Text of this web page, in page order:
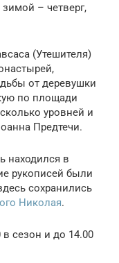
– четверг,
(Утешителя)
от деревушки
по площади
уровней и
Предтечи.
находился в
рукописей были
сохранились
Николая.
в сезон и до 14.00